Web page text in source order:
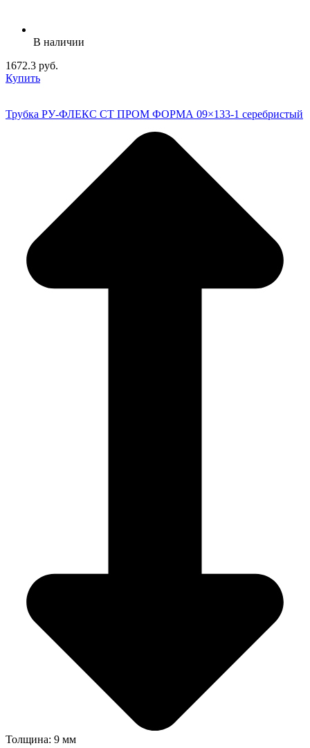
В наличии
1672.3 руб.
Купить
Трубка РУ-ФЛЕКС СТ ПРОМ ФОРМА 09×133-1 серебристый
Толщина: 9 мм